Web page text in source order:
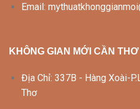
Email:
KHÔNG GIAN MỚI CẦN THƠ
Địa Chỉ: 337B - Hàng Xoài-
Thơ